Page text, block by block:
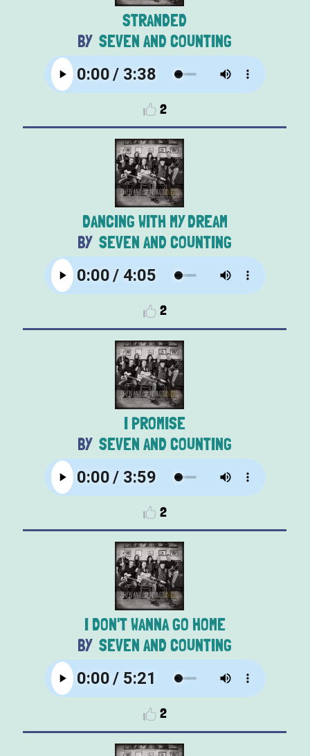
STRANDED
SEVEN AND COUNTING
2
DANCING WITH MY DREAM
SEVEN AND COUNTING
2
I PROMISE
SEVEN AND COUNTING
2
I DON'T WANNA GO HOME
SEVEN AND COUNTING
2